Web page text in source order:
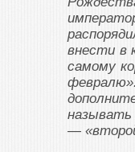
внести в
самому
—